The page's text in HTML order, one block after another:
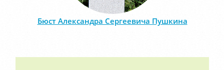
Бюст Александра Сергеевича Пушкина